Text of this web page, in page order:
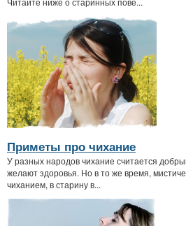
Приметы про чихание
У разных народов чихание считается
желают здоровья. Но в то же время,
чиханием, в старину в...